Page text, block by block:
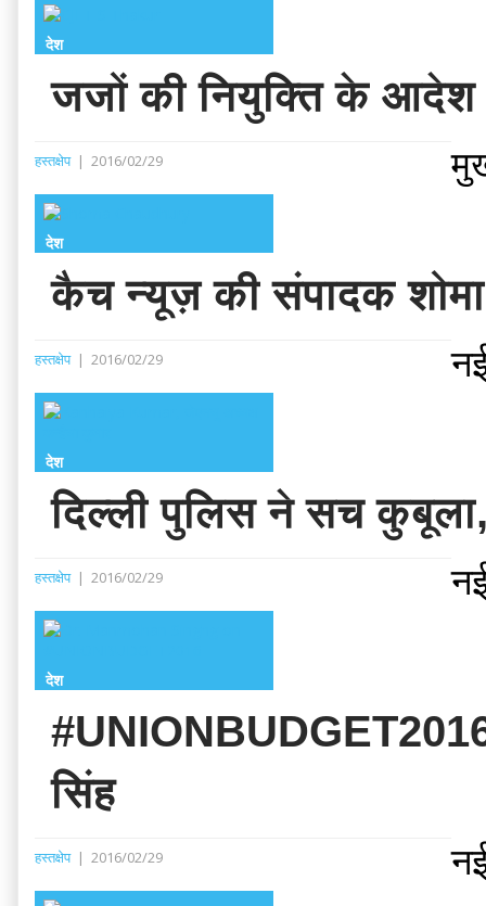
देश
जजों की नियुक्ति के आदेश
हस्तक्षेप | 2016/02/29
देश
कैच न्यूज़ की संपादक शोमा
हस्तक्षेप | 2016/02/29
देश
दिल्ली पुलिस ने सच
हस्तक्षेप | 2016/02/29
देश
सिंह
हस्तक्षेप | 2016/02/29